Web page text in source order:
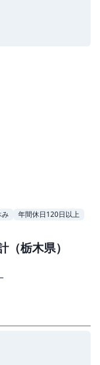
み 年間休日120日以上
栃木県）